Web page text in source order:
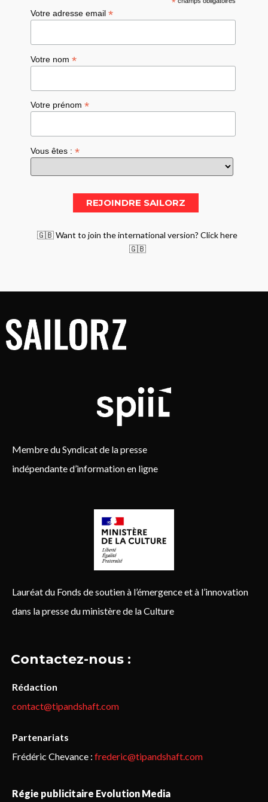
*
Votre adresse email*
Votre nom*
Votre prénom*
Vous êtes :*
🇬🇧 Want to join the international version? Click here
🇬🇧
Membre du Syndicat de la presse
indépendante d’information en ligne
Lauréat du Fonds de soutien à l’émergence et à l’innovation
dans la presse du ministère de la Culture
Contactez-nous :
Rédaction
contact@tipandshaft.com
Partenariats
Frédéric Chevance : frederic@tipandshaft.com
Régie publicitaire Evolution Media